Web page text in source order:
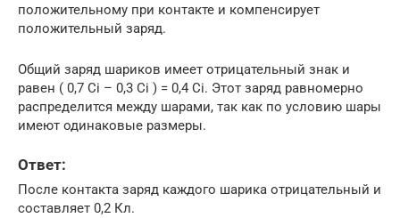
положительному при контакте и компенсирует
положительный заряд.
Общий заряд шариков имеет отрицательный знак и
равен ( 0,7 Ci – 0,3 Ci ) = 0,4 Ci. Этот заряд равномерно
распределится между шарами, так как по условию шары
имеют одинаковые размеры.
Ответ:
После контакта заряд каждого шарика отрицательный и
составляет 0,2 Кл.